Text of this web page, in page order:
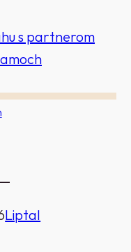
s partnerom
Liptal